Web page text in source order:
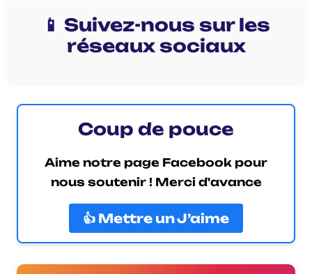
📱 Suivez-nous sur les
réseaux sociaux
Coup de pouce
Aime notre page Facebook pour
nous soutenir ! Merci d'avance
👍 Mettre un J’aime